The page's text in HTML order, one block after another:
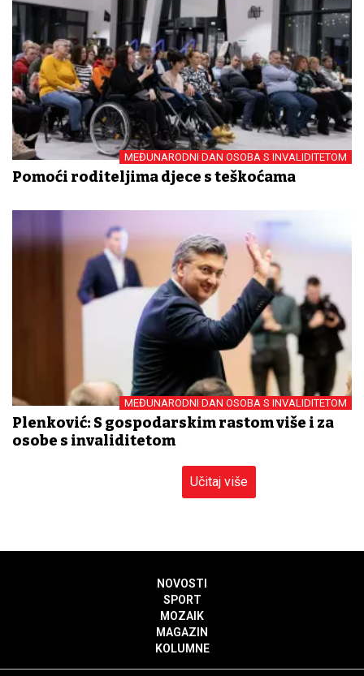
MEĐUNARODNI DAN OSOBA S INVALIDITETOM
Pomoći roditeljima djece s teškoćama
MEĐUNARODNI DAN OSOBA S INVALIDITETOM
Plenković: S gospodarskim rastom više i za
osobe s invaliditetom
Učitaj više
NOVOSTI
SPORT
MOZAIK
MAGAZIN
KOLUMNE